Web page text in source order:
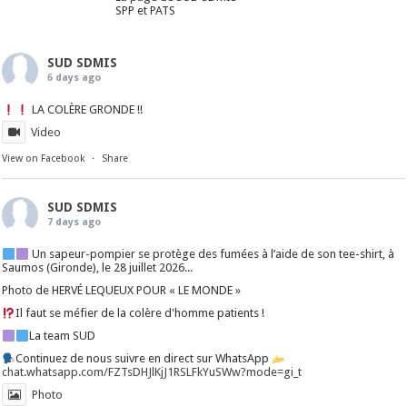
SPP et PATS
SUD SDMIS
6 days ago
LA COLÈRE GRONDE !!
Video
View on Facebook · Share
SUD SDMIS
7 days ago
Un sapeur-pompier se protège des fumées à l’aide de son tee-shirt, à
Saumos (Gironde), le 28 juillet 2026...
Photo de HERVÉ LEQUEUX POUR « LE MONDE »
Il faut se méfier de la colère d'homme patients !
La team SUD
Continuez de nous suivre en direct sur WhatsApp
chat.whatsapp.com/FZTsDHJlKjJ1RSLFkYuSWw?mode=gi_t
Photo